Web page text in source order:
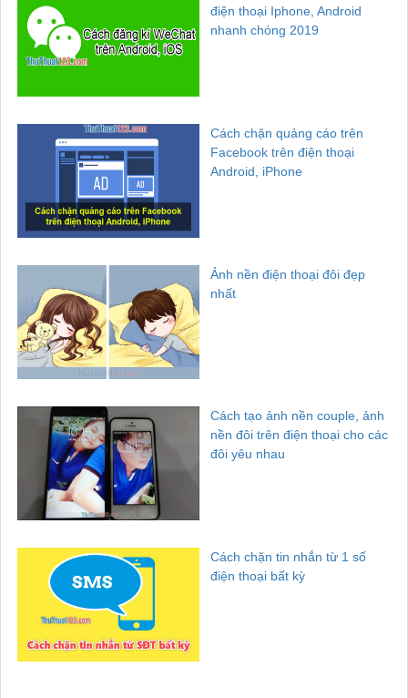
điện thoại Iphone, Android
nhanh chóng 2019
Cách chặn quảng cáo trên
Facebook trên điện thoại
Android, iPhone
Ảnh nền điện thoại đôi đẹp
nhất
Cách tạo ảnh nền couple, ảnh
nền đôi trên điện thoại cho các
đôi yêu nhau
Cách chặn tin nhắn từ 1 số
điện thoại bất kỳ